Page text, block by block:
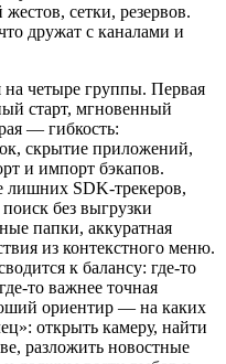
сетки, резервов.
дружат с каналами и
четыре группы. Первая
старт, мгновенный
— гибкость:
скрытие приложений,
и импорт бэкапов.
лишних SDK‑трекеров,
без выгрузки
папки, аккуратная
из контекстного меню.
к балансу: где-то
то важнее точная
ориентир — на каких
открыть камеру, найти
разложить новостные